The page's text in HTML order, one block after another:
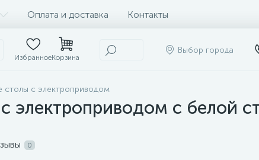
Оплата и доставка Контакты
ИзбранноеКорзина
Выбор города
столы с электроприводом
электроприводом с белой
0